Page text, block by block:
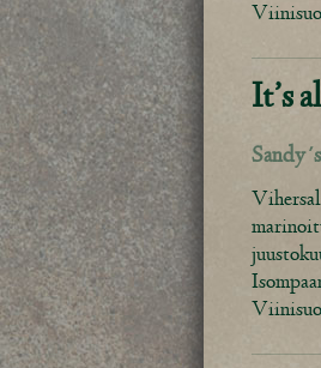
It’s